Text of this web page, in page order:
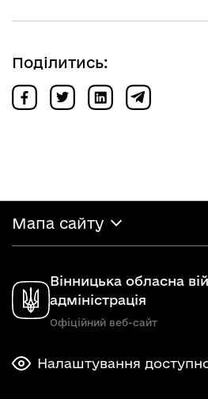
Поділитись:
Мапа сайту
Вінницька обласна
адміністрація
Офіційний веб-сайт
Налаштування